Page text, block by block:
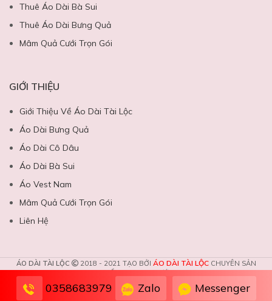
Thuê Áo Dài Bà Sui
Thuê Áo Dài Bưng Quả
Mâm Quả Cưới Trọn Gói
GIỚI THIỆU
Giới Thiệu Về Áo Dài Tài Lộc
Áo Dài Bưng Quả
Áo Dài Cô Dâu
Áo Dài Bà Sui
Áo Vest Nam
Mâm Quả Cưới Trọn Gói
Liên Hệ
ÁO DÀI TÀI LỘC 2018 - 2021 TẠO BỞI ÁO DÀI TÀI LỘC CHUYÊN SẢN
PHẨM DỊCH VỤ CƯỚI.
TÀI LỘC STUDIO: Dịch vụ đồ cưới - chụp ảnh cưới trọn gói
0358683979 Zalo Messenger